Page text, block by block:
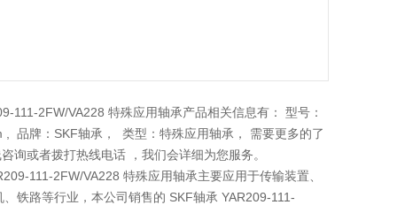
111-2FW/VA228 特殊应用轴承产品相关信息有： 型号：
品牌：SKF轴承， 类型：特殊应用轴承， 需要更多的了
询或者拨打热线电话 ，我们会详细为您服务。
111-2FW/VA228 特殊应用轴承主要应用于传输装置、
铁路等行业，本公司销售的 SKF轴承 YAR209-111-